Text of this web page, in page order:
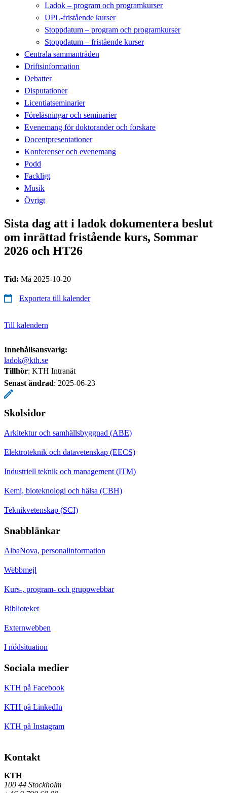
Ladok – program och programkurser
UPL-fristående kurser
Stoppdatum – program och programkurser
Stoppdatum – fristående kurser
Centrala sammanträden
Driftsinformation
Debatter
Disputationer
Licentiatseminarier
Föreläsningar och seminarier
Evenemang för doktorander och forskare
Docentpresentationer
Konferenser och evenemang
Podd
Fackligt
Musik
Övrigt
Sista dag att i ladok dokumentera beslut
om inrättad fristående kurs, Sommar
2026 och HT26
Tid: Må 2025-10-20
Exportera till kalender
Till kalendern
Innehållsansvarig:
ladok@kth.se
Tillhör: KTH Intranät
Senast ändrad: 2025-06-23
Skolsidor
Arkitektur och samhällsbyggnad (ABE)
Elektroteknik och datavetenskap (EECS)
Industriell teknik och management (ITM)
Kemi, bioteknologi och hälsa (CBH)
Teknikvetenskap (SCI)
Snabblänkar
AlbaNova, personalinformation
Webbmejl
Kurs-, program- och gruppwebbar
Biblioteket
Externwebben
I nödsituation
Sociala medier
KTH på Facebook
KTH på LinkedIn
KTH på Instagram
Kontakt
KTH
100 44 Stockholm